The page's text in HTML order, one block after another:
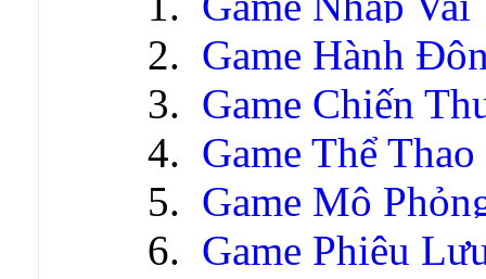
Game Hành
Game Chiến
Game Thể Thao
Game Mô
Game Phiêu